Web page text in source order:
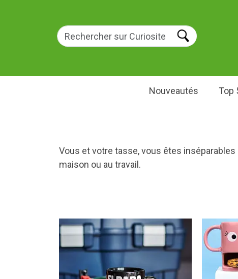
Nouveautés Top
Vous et votre tasse, vous êtes
maison ou au travail.